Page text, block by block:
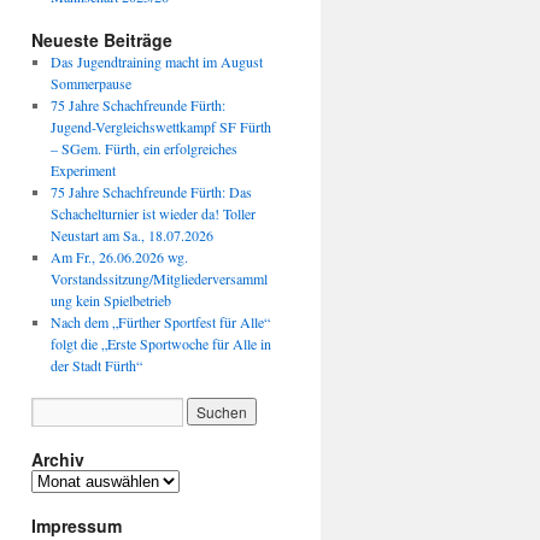
Neueste Beiträge
Das Jugendtraining macht im August
Sommerpause
75 Jahre Schachfreunde Fürth:
Jugend-Vergleichswettkampf SF Fürth
– SGem. Fürth, ein erfolgreiches
Experiment
75 Jahre Schachfreunde Fürth: Das
Schachelturnier ist wieder da! Toller
Neustart am Sa., 18.07.2026
Am Fr., 26.06.2026 wg.
Vorstandssitzung/Mitgliederversamml
ung kein Spielbetrieb
Nach dem „Fürther Sportfest für Alle“
folgt die „Erste Sportwoche für Alle in
der Stadt Fürth“
Archiv
Archiv
Impressum